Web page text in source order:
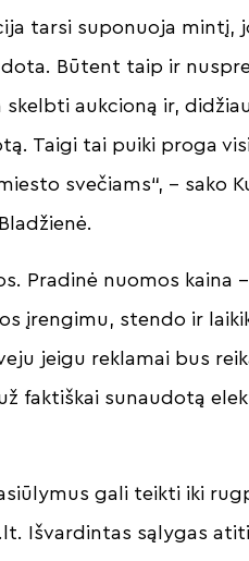
tarsi suponuoja mintį,
Būtent taip ir
aukcioną ir,
Taigi tai puiki proga
svečiams“, – sako
Pradinė nuomos kaina
įrengimu, stendo ir
jeigu reklamai bus
faktiškai sunaudotą
gali teikti iki
. Išvardintas sąlygas